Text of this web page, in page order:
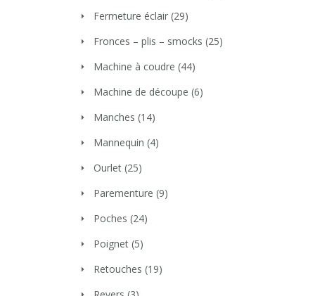
Fermeture éclair (29)
Fronces – plis – smocks (25)
Machine à coudre (44)
Machine de découpe (6)
Manches (14)
Mannequin (4)
Ourlet (25)
Parementure (9)
Poches (24)
Poignet (5)
Retouches (19)